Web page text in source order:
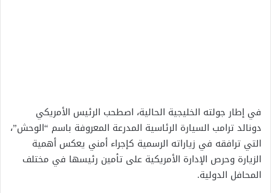
في إطار جولته الخليجية الحالية، اصطحب الرئيس الأمريكي
دونالد ترامب السيارة الرئاسية المدرعة المعروفة باسم “الوحش”،
التي ترافقه في زياراته الرسمية كإجراء أمني يعكس أهمية
الزيارة وحرص الإدارة الأمريكية على تأمين رئيسها في مختلف
المحافل الدولية.